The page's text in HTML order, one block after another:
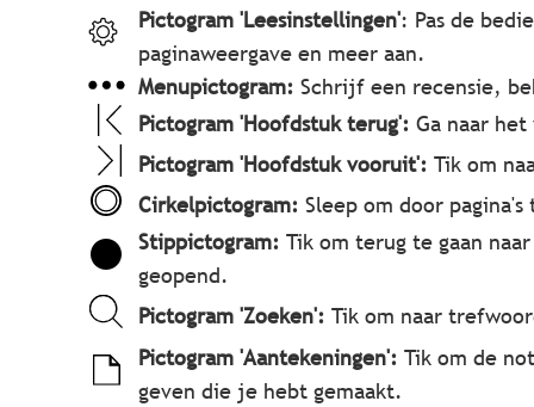
Pictogram 'Leesinstellingen': Pas de
paginaweergave en meer aan.
Menupictogram: Schrijf een recensie,
Pictogram 'Hoofdstuk terug': Ga naar
Pictogram 'Hoofdstuk vooruit': Tik om
Cirkelpictogram: Sleep om door
Stippictogram: Tik om terug te gaan
geopend.
Pictogram 'Zoeken':Tik om naar
Pictogram 'Aantekeningen':Tik om de
geven die je hebt gemaakt.